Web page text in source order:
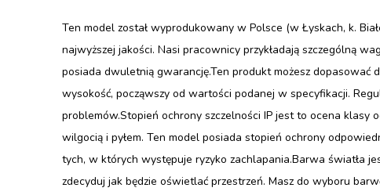
Ten model został wyprodukowany w Polsce (w Łyskach, k.
najwyższej jakości. Nasi pracownicy przykładają szczególną
posiada dwuletnią gwarancję.Ten produkt możesz dopasować
wysokość, począwszy od wartości podanej w specyfikacji.
problemów.Stopień ochrony szczelności IP jest to ocena klasy
wilgocią i pyłem. Ten model posiada stopień ochrony
tych, w których występuje ryzyko zachlapania.Barwa światła
zdecyduj jak będzie oświetlać przestrzeń. Masz do wyboru